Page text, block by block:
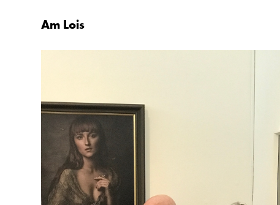
Am Lois